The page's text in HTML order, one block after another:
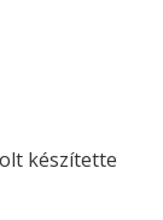
készítette